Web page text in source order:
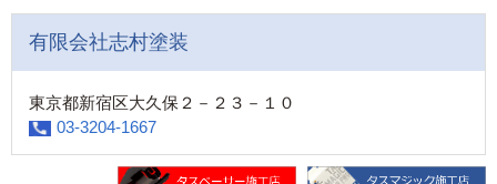
有限会社志村塗装
東京都新宿区大久保２－２３－１０
03-3204-1667